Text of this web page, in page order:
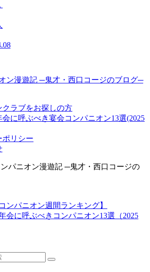
ン漫遊記 ─鬼才・西口コージのブログ─
クラブをお探しの方
に呼ぶべき宴会コンパニオン13選(2025
ポリシー
パニオン漫遊記 ─鬼才・西口コージの
ンパニオン週間ランキング】
会に呼ぶべきコンパニオン13選（2025